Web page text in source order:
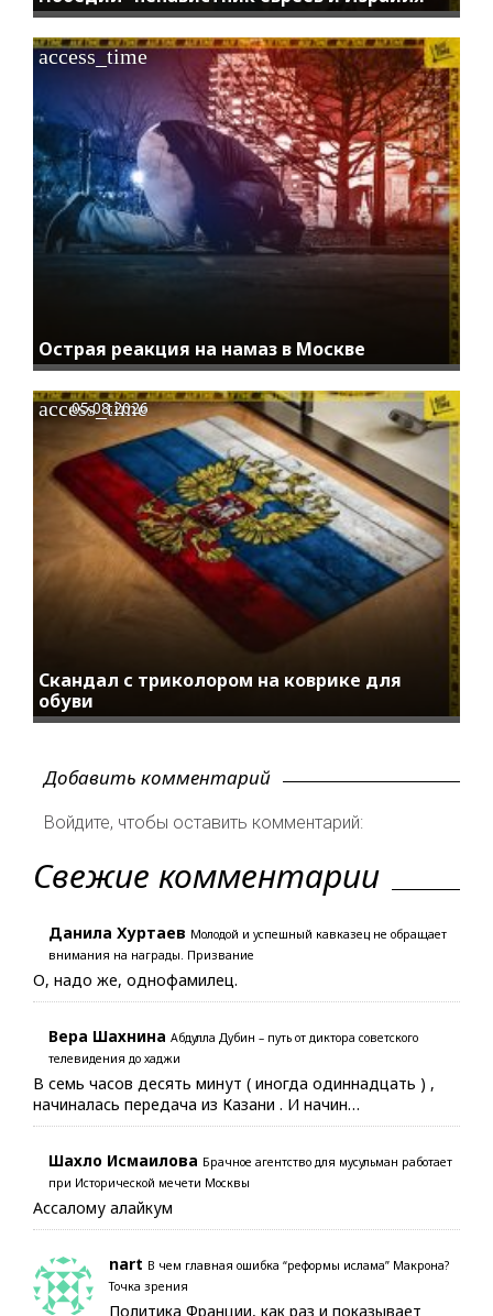
Острая реакция на намаз в Москве
access_time
Скандал с триколором на коврике для
обуви
access_time
05.08.2026
Добавить комментарий
Войдите, чтобы оставить комментарий:
Свежие комментарии
Данила Хуртаев Молодой и успешный кавказец не обращает
внимания на награды. Призвание
О, надо же, однофамилец.
Вера Шахнина Абдулла Дубин – путь от диктора советского
телевидения до хаджи
В семь часов десять минут ( иногда одиннадцать ) ,
начиналась передача из Казани . И начин…
Шахло Исмаилова Брачное агентство для мусульман работает
при Исторической мечети Москвы
Ассалому алайкум
nart В чем главная ошибка “реформы ислама” Макрона?
Точка зрения
Политика Франции, как раз и показывает